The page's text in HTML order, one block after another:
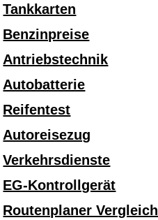
Tankkarten
Benzinpreise
Antriebstechnik
Autobatterie
Reifentest
Autoreisezug
Verkehrsdienste
EG-Kontrollgerät
Routenplaner Vergleich